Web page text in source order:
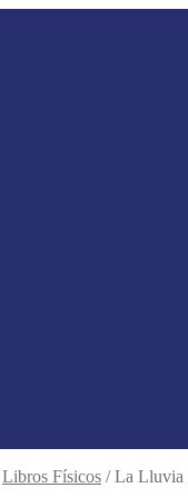
Libros Físicos /La Lluvia